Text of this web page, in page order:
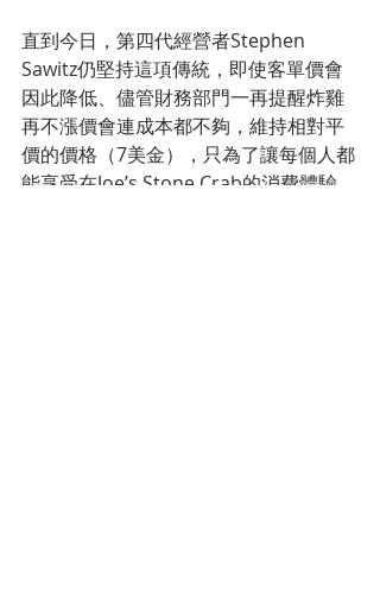
直到今日，第四代經營者Stephen
Sawitz仍堅持這項傳統，即使客單價會
因此降低、儘管財務部門一再提醒炸雞
再不漲價會連成本都不夠，維持相對平
價的價格（7美金），只為了讓每個人都
能享受在Joe’s Stone Crab的消費體驗